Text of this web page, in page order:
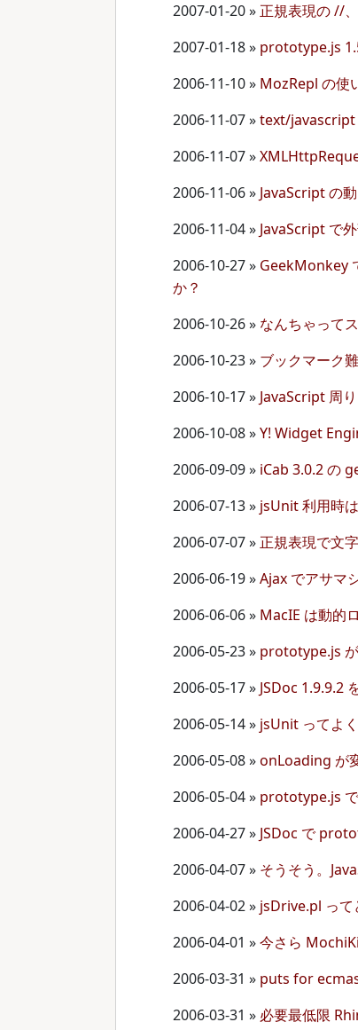
2007-01-20» 正規表現の //
2007-01-18» prototype.js
2006-11-10» MozRepl の使
2006-11-07»text/javascript
2006-11-07»
2006-11-06» JavaScript の
2006-11-04» JavaScript で
2006-10-27» GeekMonkey
か？
2006-10-26» なんちゃって
2006-10-23» ブックマーク
2006-10-17» JavaScript 周
2006-10-08»Y! Widget
2006-09-09» iCab 3.0.2 の
2006-07-13» jsUnit 利用時
2006-07-07» 正規表現で文
2006-06-19»Ajax でアサマ
2006-06-06» MacIE は動的
2006-05-23» prototype.js
2006-05-17» JSDoc 1.9.9.2
2006-05-14» jsUnit ってよ
2006-05-08»onLoading が
2006-05-04» prototype.js
2006-04-27» JSDoc で
2006-04-07» そうそう。
2006-04-02» jsDrive.pl って
2006-04-01 »今さら
2006-03-31 » puts for
2006-03-31 » 必要最低限